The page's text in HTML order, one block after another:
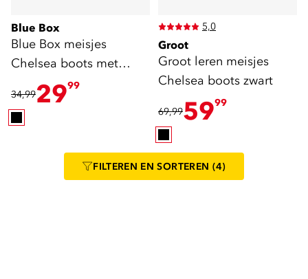
Blue Box
Blue Box meisjes
Chelsea boots met
croco dessin zwart
34,992999
5,0
Groot
Groot leren meisjes
Chelsea boots zwart
69,995999
FILTEREN EN SORTEREN (4)